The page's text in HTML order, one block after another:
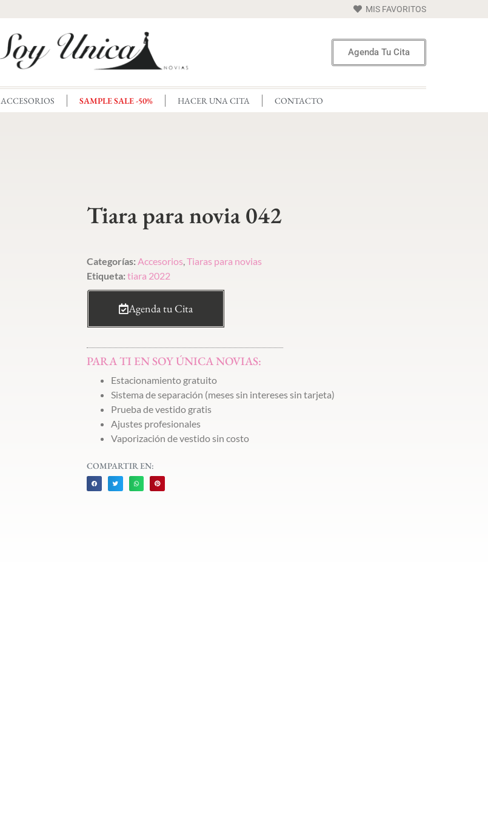
MIS FAVORITOS
Agenda Tu Cita
ACCESORIOS SAMPLE SALE -50% HACER UNA CITA CONTACTO
Tiara para novia 042
Categorías: Accesorios Tiaras para novias
Etiqueta: tiara 2022
Agenda tu Cita
PARA TI EN SOY ÚNICA NOVIAS:
Estacionamiento gratuito
Sistema de separación (meses sin intereses sin tarjeta)
Prueba de vestido gratis
Ajustes profesionales
Vaporización de vestido sin costo
COMPARTIR EN: